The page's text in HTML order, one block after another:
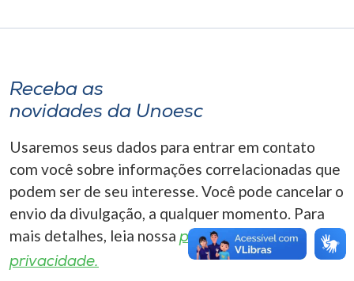
Selecione
o idioma
Receba as
novidades da Unoesc
Usaremos seus dados para entrar em contato
com você sobre informações correlacionadas que
podem ser de seu interesse. Você pode cancelar o
envio da divulgação, a qualquer momento. Para
mais detalhes, leia nossa política de
privacidade.